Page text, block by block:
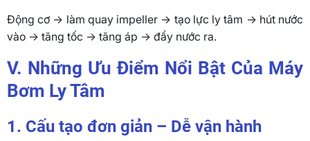
Động cơ → làm quay impeller → tạo lực ly tâm → hút nước
vào → tăng tốc → tăng áp → đẩy nước ra.
V. Những Ưu Điểm Nổi Bật Của Máy
Bơm Ly Tâm
1. Cấu tạo đơn giản – Dễ vận hành